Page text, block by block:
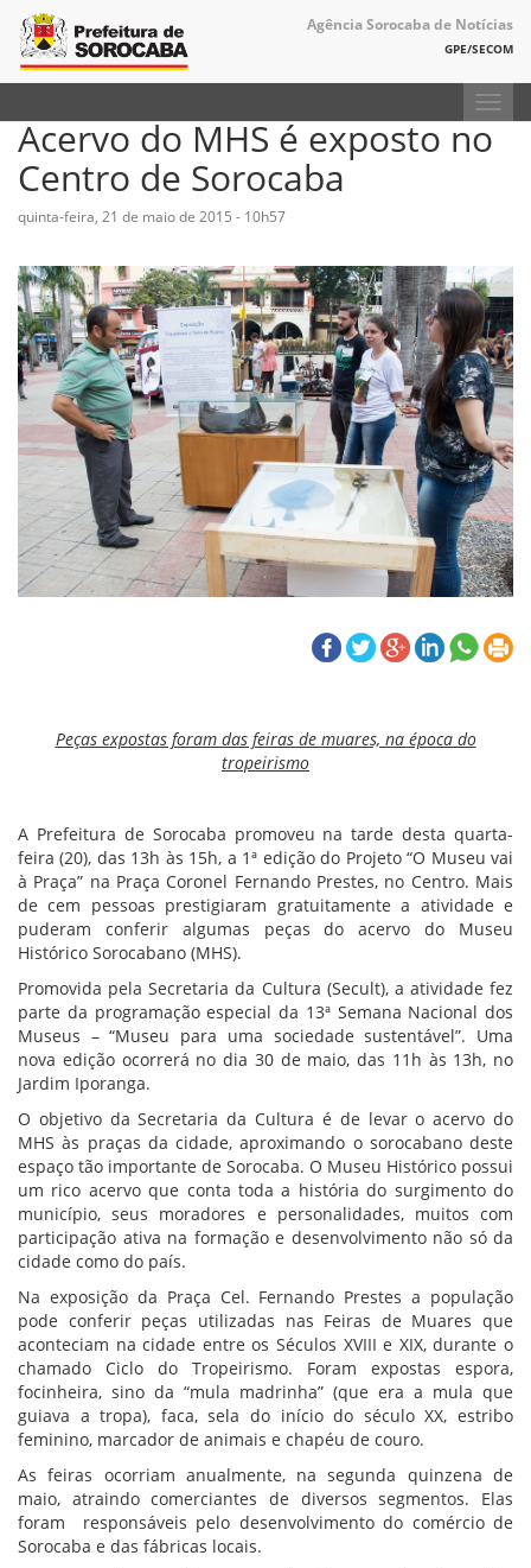
Agência Sorocaba de Notícias
GPE/SECOM
Acervo do MHS é exposto no
Centro de Sorocaba
quinta-feira, 21 de maio de 2015 - 10h57
Peças expostas foram das feiras de muares, na época do
tropeirismo
A Prefeitura de Sorocaba promoveu na tarde desta quarta-
feira (20), das 13h às 15h, a 1ª edição do Projeto “O Museu vai
à Praça” na Praça Coronel Fernando Prestes, no Centro. Mais
de cem pessoas prestigiaram gratuitamente a atividade e
puderam conferir algumas peças do acervo do Museu
Histórico Sorocabano (MHS).
Promovida pela Secretaria da Cultura (Secult), a atividade fez
parte da programação especial da 13ª Semana Nacional dos
Museus – “Museu para uma sociedade sustentável”. Uma
nova edição ocorrerá no dia 30 de maio, das 11h às 13h, no
Jardim Iporanga.
O objetivo da Secretaria da Cultura é de levar o acervo do
MHS às praças da cidade, aproximando o sorocabano deste
espaço tão importante de Sorocaba. O Museu Histórico possui
um rico acervo que conta toda a história do surgimento do
município, seus moradores e personalidades, muitos com
participação ativa na formação e desenvolvimento não só da
cidade como do país.
Na exposição da Praça Cel. Fernando Prestes a população
pode conferir peças utilizadas nas Feiras de Muares que
aconteciam na cidade entre os Séculos XVIII e XIX, durante o
chamado Ciclo do Tropeirismo. Foram expostas espora,
focinheira, sino da “mula madrinha” (que era a mula que
guiava a tropa), faca, sela do início do século XX, estribo
feminino, marcador de animais e chapéu de couro.
As feiras ocorriam anualmente, na segunda quinzena de
maio, atraindo comerciantes de diversos segmentos. Elas
foram responsáveis pelo desenvolvimento do comércio de
Sorocaba e das fábricas locais.